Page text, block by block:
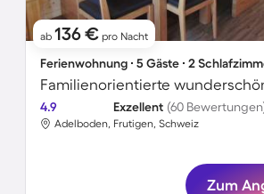
ab 136 € pro Nacht
Ferienwohnung ∙ 5 Gäste ∙ 2
4.9 Exzellent (60
Adelboden, Frutigen, Schweiz
Zum